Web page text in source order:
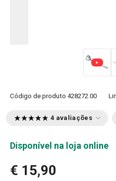
Código de produto 428272.00
4 avaliações
Disponível na loja online
€ 15,90